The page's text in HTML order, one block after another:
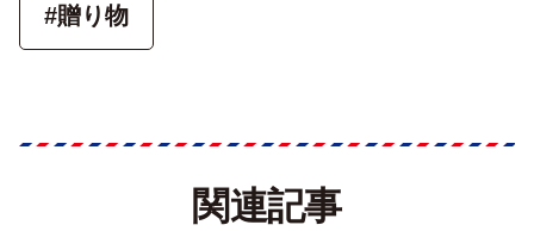
#贈り物
関連記事